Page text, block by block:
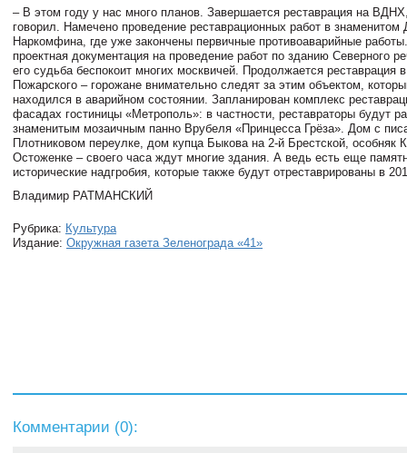
– В этом году у нас много планов. Завершается реставрация на
говорил. Намечено проведение реставрационных работ в знаменитом
Наркомфина, где уже закончены первичные противоаварийные
проектная документация на проведение работ по зданию Северного
его судьба беспокоит многих москвичей. Продолжается реставрация
Пожарского – горожане внимательно следят за этим объектом,
находился в аварийном состоянии. Запланирован комплекс
фасадах гостиницы «Метрополь»: в частности, реставраторы будут
знаменитым мозаичным панно Врубеля «Принцесса Грёза». Дом с
Плотниковом переулке, дом купца Быкова на 2-й Брестской, особняк
Остоженке – своего часа ждут многие здания. А ведь есть еще
исторические надгробия, которые также будут отреставрированы в
Владимир РАТМАНСКИЙ
Рубрика: Культура
Издание: Окружная газета Зеленограда «41»
Комментарии (0):